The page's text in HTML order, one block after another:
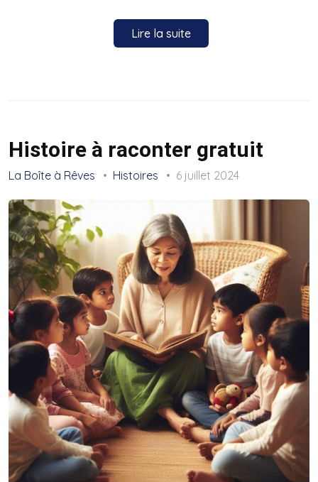
Lire la suite
Histoire à raconter gratuit
La Boîte à Rêves Histoires 6 juillet 2024